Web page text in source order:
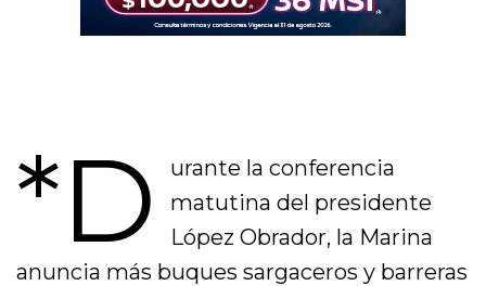
*D
urante la conferencia
matutina del presidente
López Obrador, la Marina
anuncia más buques sargaceros y barreras